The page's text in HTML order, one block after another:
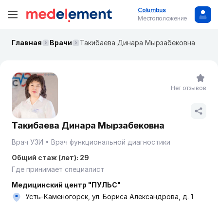
Columbus
Местоположение
Главная Врачи Такибаева Динара Мырзабековна
Такибаева Динара Мырзабековна
Врач УЗИ
Врач функциональной диагностики
Общий стаж (лет): 29
Где принимает специалист
Медицинский центр "ПУЛЬС"
Усть-Каменогорск, ул. Бориса Александрова, д. 1
Нет отзывов